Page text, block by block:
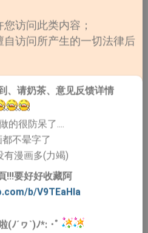
访问此类内容；
访问所产生的一切法律后
、请奶茶、意见反馈详情
的很防呆了....
不晕字了
有漫画多(力竭)
!!!要好好收藏阿
b/V9TEaHIa
(ﾉ´ヮ`)ﾉ*: ･ﾟ